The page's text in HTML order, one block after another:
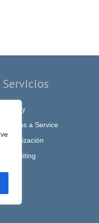
Servicios
Privacy
DPO as a Service
Digitalización
IT Auditing